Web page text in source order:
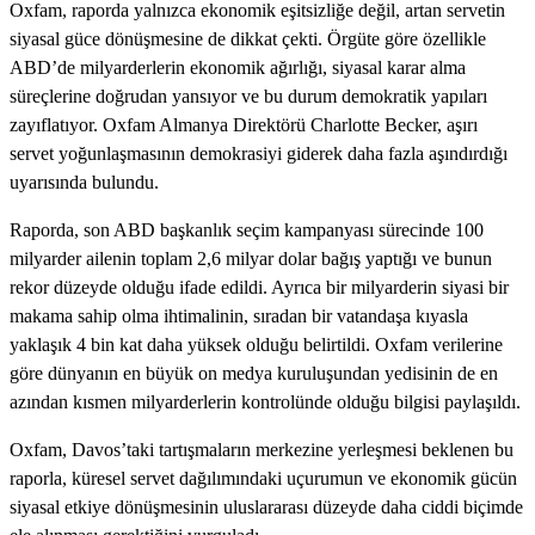
Oxfam, raporda yalnızca ekonomik eşitsizliğe değil, artan servetin
siyasal güce dönüşmesine de dikkat çekti. Örgüte göre özellikle
ABD’de milyarderlerin ekonomik ağırlığı, siyasal karar alma
süreçlerine doğrudan yansıyor ve bu durum demokratik yapıları
zayıflatıyor. Oxfam Almanya Direktörü Charlotte Becker, aşırı
servet yoğunlaşmasının demokrasiyi giderek daha fazla aşındırdığı
uyarısında bulundu.
Raporda, son ABD başkanlık seçim kampanyası sürecinde 100
milyarder ailenin toplam 2,6 milyar dolar bağış yaptığı ve bunun
rekor düzeyde olduğu ifade edildi. Ayrıca bir milyarderin siyasi bir
makama sahip olma ihtimalinin, sıradan bir vatandaşa kıyasla
yaklaşık 4 bin kat daha yüksek olduğu belirtildi. Oxfam verilerine
göre dünyanın en büyük on medya kuruluşundan yedisinin de en
azından kısmen milyarderlerin kontrolünde olduğu bilgisi paylaşıldı.
Oxfam, Davos’taki tartışmaların merkezine yerleşmesi beklenen bu
raporla, küresel servet dağılımındaki uçurumun ve ekonomik gücün
siyasal etkiye dönüşmesinin uluslararası düzeyde daha ciddi biçimde